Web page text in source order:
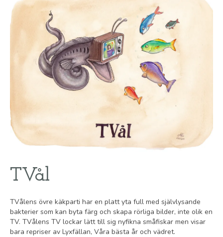
TVål
TVålens övre käkparti har en platt yta full med självlysande
bakterier som kan byta färg och skapa rörliga bilder, inte olik en
TV. TVålens TV lockar lätt till sig nyfikna småfiskar men visar
bara repriser av Lyxfällan, Våra bästa år och vädret.